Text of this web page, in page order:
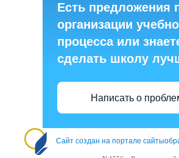
Есть предложения
организации
процесса или
сделать школу
Написать о
Сайт создан на портале